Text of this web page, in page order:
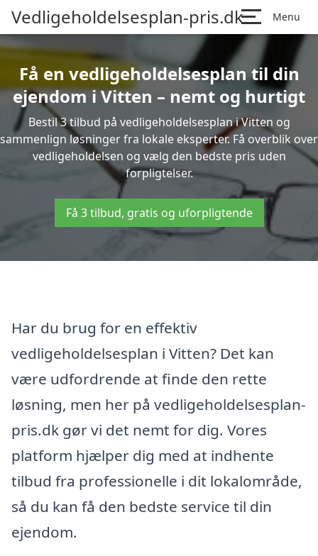
Vedligeholdelsesplan-pris.dk Menu
Få en vedligeholdelsesplan til din
ejendom i Vitten – nemt og hurtigt
Bestil 3 tilbud på vedligeholdelsesplan i Vitten og
sammenlign løsninger fra lokale eksperter. Få overblik over
vedligeholdelsen og vælg den bedste pris uden
forpligtelser.
Få 3 tilbud, gratis og uforpligtende
Har du brug for en effektiv
vedligeholdelsesplan i Vitten? Det kan
være udfordrende at finde den rette
løsning, men her på vedligeholdelsesplan-
pris.dk gør vi det nemt for dig. Vores
platform hjælper dig med at indhente
tilbud fra professionelle i dit lokalområde,
så du kan få den bedste service til din
ejendom.